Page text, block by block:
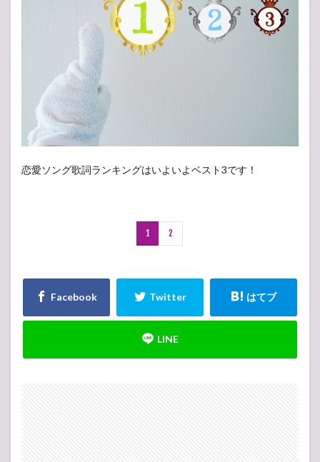
恋愛ソング歌詞ランキングはいよいよベスト3です！
1 2